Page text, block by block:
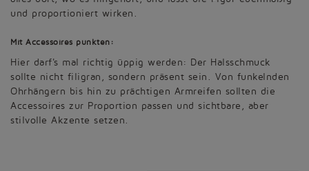
und proportioniert wirken.
Mit Accessoires punkten:
Hier darf's mal richtig üppig werden: Der Halsschmuck
sollte nicht filigran, sondern präsent sein. Von funkelnden
Ohrhängern bis hin zu prächtigen Armreifen sollten die
Accessoires zur Proportion passen und sichtbare, aber
stilvolle Akzente setzen.